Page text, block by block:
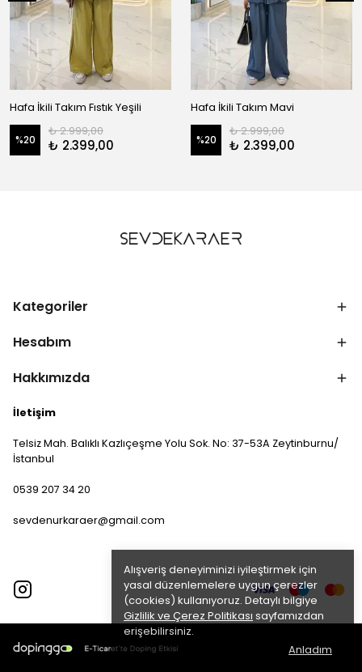
Alışveriş deneyiminizi iyileştirmek için
yasal düzenlemelere uygun çerezler
(cookies) kullanıyoruz. Detaylı bilgiye
Gizlilik ve Çerez Politikası sayfamızdan
erişebilirsiniz.
Anladım
Hafa İkili Takım Fıstık Yeşili
%20
₺ 2.999,00
₺ 2.399,00
Hafa İkili Takım Mavi
%20
₺ 2.999,00
₺ 2.399,00
Kategoriler
Hesabım
Hakkımızda
İletişim
Telsiz Mah. Balıklı Kazlıçeşme Yolu Sok. No: 37-53A Zeytinburnu/
İstanbul
0539 207 34 20
sevdenurkaraer@gmail.com